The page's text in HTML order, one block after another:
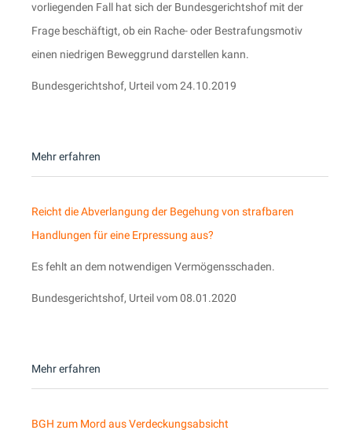
vorliegenden Fall hat sich der Bundesgerichtshof mit der
Frage beschäftigt, ob ein Rache- oder Bestrafungsmotiv
einen niedrigen Beweggrund darstellen kann.
Bundesgerichtshof, Urteil vom 24.10.2019
Mehr erfahren
Reicht die Abverlangung der Begehung von strafbaren
Handlungen für eine Erpressung aus?
Es fehlt an dem notwendigen Vermögensschaden.
Bundesgerichtshof, Urteil vom 08.01.2020
Mehr erfahren
BGH zum Mord aus Verdeckungsabsicht